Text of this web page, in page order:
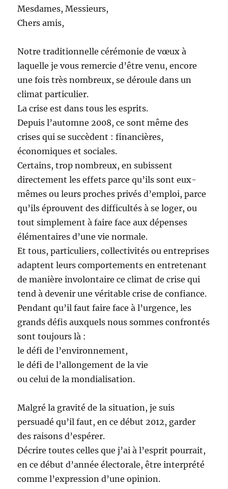
Mesdames, Messieurs,
Chers amis,
Notre traditionnelle cérémonie de vœux à
laquelle je vous remercie d’être venu, encore
une fois très nombreux, se déroule dans un
climat particulier.
La crise est dans tous les esprits.
Depuis l’automne 2008, ce sont même des
crises qui se succèdent : financières,
économiques et sociales.
Certains, trop nombreux, en subissent
directement les effets parce qu’ils sont eux-
mêmes ou leurs proches privés d’emploi, parce
qu’ils éprouvent des difficultés à se loger, ou
tout simplement à faire face aux dépenses
élémentaires d’une vie normale.
Et tous, particuliers, collectivités ou entreprises
adaptent leurs comportements en entretenant
de manière involontaire ce climat de crise qui
tend à devenir une véritable crise de confiance.
Pendant qu’il faut faire face à l’urgence, les
grands défis auxquels nous sommes confrontés
sont toujours là :
le défi de l’environnement,
le défi de l’allongement de la vie
ou celui de la mondialisation.
Malgré la gravité de la situation, je suis
persuadé qu’il faut, en ce début 2012, garder
des raisons d’espérer.
Décrire toutes celles que j’ai à l’esprit pourrait,
en ce début d’année électorale, être interprété
comme l’expression d’une opinion.